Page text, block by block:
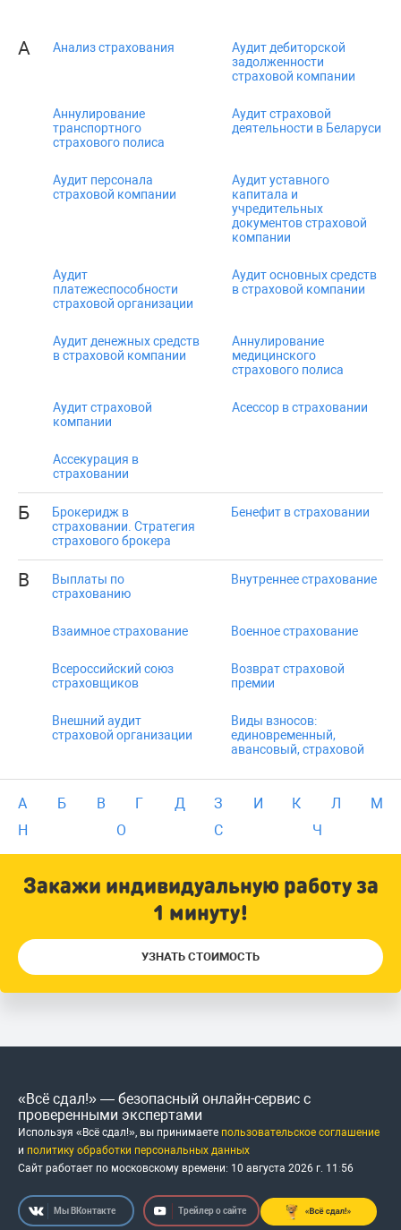
А Анализ страхования
Аудит дебиторской
задолженности
страховой компании
Аннулирование
транспортного
страхового полиса
Аудит страховой
деятельности в Беларуси
Аудит персонала
страховой компании
Аудит уставного
капитала и
учредительных
документов страховой
компании
Аудит
платежеспособности
страховой организации
Аудит основных средств
в страховой компании
Аудит денежных средств
в страховой компании
Аннулирование
медицинского
страхового полиса
Аудит страховой
компании
Асессор в страховании
Ассекурация в
страховании
Б
Брокеридж в
страховании. Стратегия
страхового брокера
Бенефит в страховании
В
Выплаты по
страхованию
Внутреннее страхование
Взаимное страхование Военное страхование
Всероссийский союз
страховщиков
Возврат страховой
премии
Внешний аудит
страховой организации
Виды взносов:
единовременный,
авансовый, страховой
А Б В Г Д З И К Л
М
Н
О С Ч
Закажи индивидуальную работу за
1 минуту!
УЗНАТЬ СТОИМОСТЬ
«Всё сдал!» — безопасный онлайн-сервис с
проверенными экспертами
Используя «Всё сдал!», вы принимаете пользовательское соглашение
и политику обработки персональных данных
Сайт работает по московскому времени: 10 августа 2026 г. 11 56
Мы ВКонтакте Трейлер о сайте